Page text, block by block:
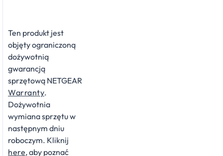
Ten produkt jest
objęty ograniczoną
dożywotnią
gwarancją
sprzętową NETGEAR
Warranty.
Dożywotnia
wymiana sprzętu w
następnym dniu
roboczym. Kliknij
here, aby poznać